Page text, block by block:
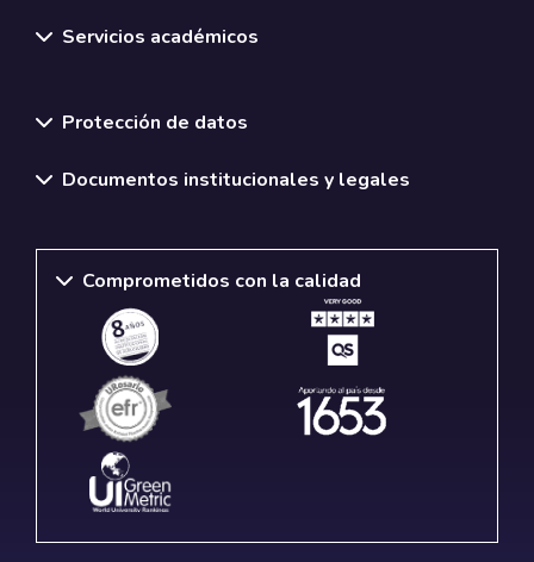
Servicios académicos
Protección de datos
Documentos institucionales y legales
Comprometidos con la calidad